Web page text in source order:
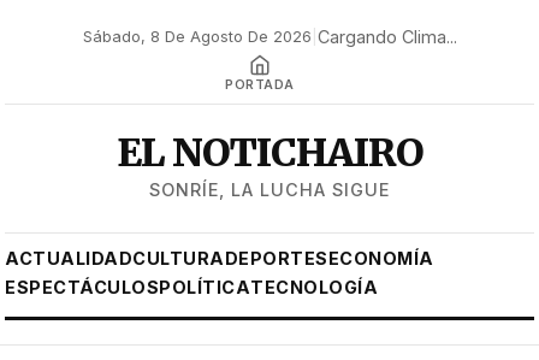
Sábado, 8 De Agosto De 2026 Cargando Clima...
PORTADA
EL NOTICHAIRO
SONRÍE, LA LUCHA SIGUE
ACTUALIDADCULTURADEPORTESECONOMÍA
ESPECTÁCULOSPOLÍTICATECNOLOGÍA